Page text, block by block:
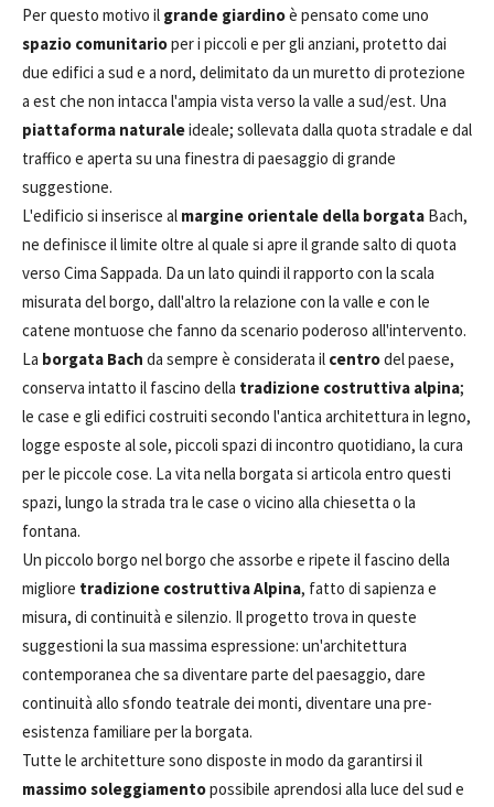
Per questo motivo il grande giardinoè pensato come uno
spazio comunitarioper i piccoli e per gli anziani, protetto dai
due edifici a sud e a nord, delimitato da un muretto di protezione
a est che non intacca l'ampia vista verso la valle a sud/est. Una
piattaforma naturaleideale; sollevata dalla quota stradale e dal
traffico e aperta su una finestra di paesaggio di grande
suggestione.
L'edificio si inserisce al margine orientale della borgata Bach,
ne definisce il limite oltre al quale si apre il grande salto di quota
verso Cima Sappada. Da un lato quindi il rapporto con la scala
misurata del borgo, dall'altro la relazione con la valle e con le
catene montuose che fanno da scenario poderoso all'intervento.
La borgata Bach da sempre è considerata il centrodel paese,
conserva intatto il fascino della tradizione costruttiva alpina;
le case e gli edifici costruiti secondo l'antica architettura in legno,
logge esposte al sole, piccoli spazi di incontro quotidiano, la cura
per le piccole cose. La vita nella borgata si articola entro questi
spazi, lungo la strada tra le case o vicino alla chiesetta o la
fontana.
Un piccolo borgo nel borgo che assorbe e ripete il fascino della
migliore tradizione costruttiva Alpina, fatto di sapienza e
misura, di continuità e silenzio. Il progetto trova in queste
suggestioni la sua massima espressione: un'architettura
contemporanea che sa diventare parte del paesaggio, dare
continuità allo sfondo teatrale dei monti, diventare una pre-
esistenza familiare per la borgata.
Tutte le architetture sono disposte in modo da garantirsi il
massimo soleggiamentopossibile aprendosi alla luce del sud e